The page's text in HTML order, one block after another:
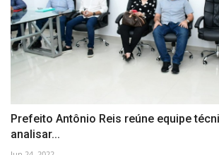
Prefeito Antônio Reis reúne equipe
analisar...